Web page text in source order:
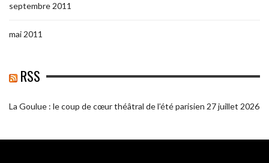
septembre 2011
mai 2011
RSS
La Goulue : le coup de cœur théâtral de l’été parisien 27 juillet 2026